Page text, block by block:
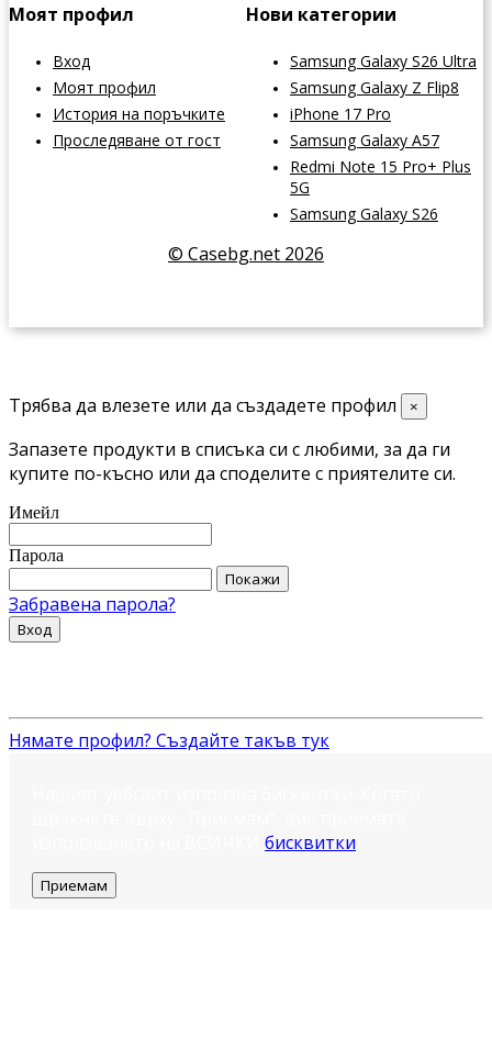
Моят профил
Вход
Моят профил
История на поръчките
Проследяване от гост
Нови категории
Samsung Galaxy S26 Ultra
Samsung Galaxy Z Flip8
iPhone 17 Pro
Samsung Galaxy A57
Redmi Note 15 Pro+ Plus
5G
Samsung Galaxy S26
© Casebg.net 2026
Трябва да влезете или да създадете профил ×
Запазете продукти в списъка си с любими, за да ги
купите по-късно или да споделите с приятелите си.
Имейл
Парола
Покажи
Забравена парола?
Вход
Нямате профил? Създайте такъв тук
бисквитки
Приемам